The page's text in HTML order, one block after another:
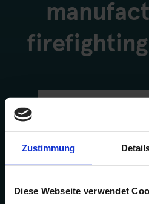
Zustimmung
Diese Webseite verwendet